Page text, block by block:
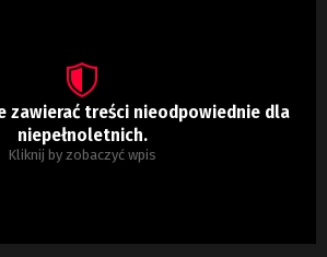
zawierać treści nieodpowiednie dla
niepełnoletnich.
Kliknij by zobaczyć wpis